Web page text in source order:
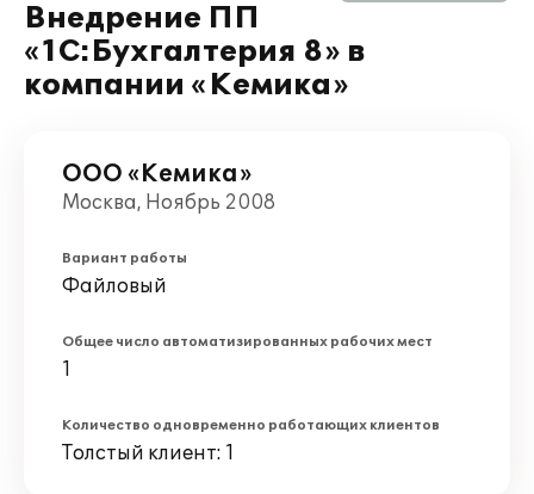
Внедрение ПП
«1С:Бухгалтерия 8» в
компании «Кемика»
ООО «Кемика»
Москва, Ноябрь 2008
Вариант работы
Файловый
Общее число автоматизированных рабочих мест
1
Количество одновременно работающих клиентов
Толстый клиент: 1